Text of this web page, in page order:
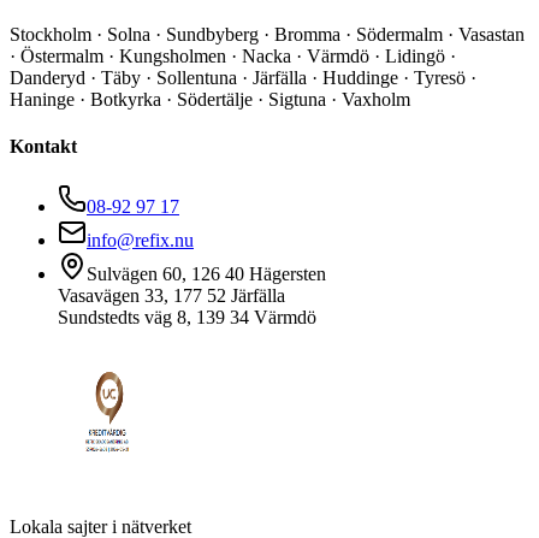
Stockholm · Solna · Sundbyberg · Bromma · Södermalm · Vasastan
· Östermalm · Kungsholmen · Nacka · Värmdö · Lidingö ·
Danderyd · Täby · Sollentuna · Järfälla · Huddinge · Tyresö ·
Haninge · Botkyrka · Södertälje · Sigtuna · Vaxholm
Kontakt
08-92 97 17
info@refix.nu
Sulvägen 60, 126 40 Hägersten
Vasavägen 33, 177 52 Järfälla
Sundstedts väg 8, 139 34 Värmdö
Lokala sajter i nätverket